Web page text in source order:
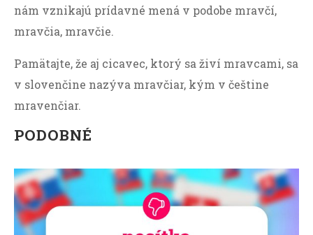
nám vznikajú prídavné mená v podobe mravčí,
mravčia, mravčie.
Pamätajte, že aj cicavec, ktorý sa živí mravcami, sa
v slovenčine nazýva mravčiar, kým v češtine
mravenčiar.
PODOBNÉ